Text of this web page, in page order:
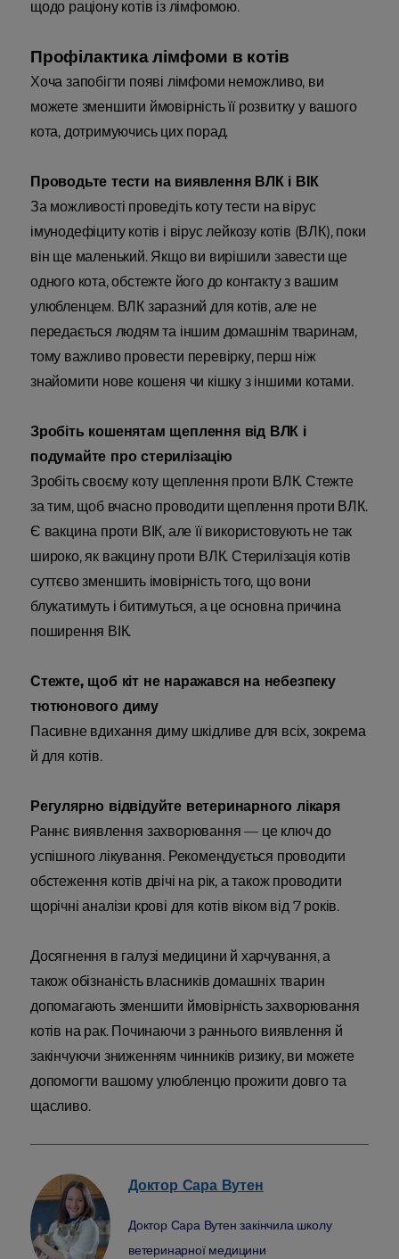
щодо раціону котів із лімфомою.
Профілактика лімфоми в котів
Хоча запобігти появі лімфоми неможливо, ви
можете зменшити ймовірність її розвитку у вашого
кота, дотримуючись цих порад.
Проводьте тести на виявлення ВЛК і ВІК
За можливості проведіть коту тести на вірус
імунодефіциту котів і вірус лейкозу котів (ВЛК), поки
він ще маленький. Якщо ви вирішили завести ще
одного кота, обстежте його до контакту з вашим
улюбленцем. ВЛК заразний для котів, але не
передається людям та іншим домашнім тваринам,
тому важливо провести перевірку, перш ніж
знайомити нове кошеня чи кішку з іншими котами.
Зробіть кошенятам щеплення від ВЛК і
подумайте про стерилізацію
Зробіть своєму коту щеплення проти ВЛК. Стежте
за тим, щоб вчасно проводити щеплення проти ВЛК.
Є вакцина проти ВІК, але її використовують не так
широко, як вакцину проти ВЛК. Стерилізація котів
суттєво зменшить імовірність того, що вони
блукатимуть і битимуться, а це основна причина
поширення ВІК.
Стежте, щоб кіт не наражався на небезпеку
тютюнового диму
Пасивне вдихання диму шкідливе для всіх, зокрема
й для котів.
Регулярно відвідуйте ветеринарного лікаря
Раннє виявлення захворювання — це ключ до
успішного лікування. Рекомендується проводити
обстеження котів двічі на рік, а також проводити
щорічні аналізи крові для котів віком від 7 років.
Досягнення в галузі медицини й харчування, а
також обізнаність власників домашніх тварин
допомагають зменшити ймовірність захворювання
котів на рак. Починаючи з раннього виявлення й
закінчуючи зниженням чинників ризику, ви можете
допомогти вашому улюбленцю прожити довго та
щасливо.
Доктор Сара Вутен
Доктор Сара Вутен закінчила школу
ветеринарної медицини